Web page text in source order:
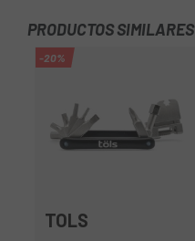
PRODUCTOS SIMILARES
-20%
TOLS